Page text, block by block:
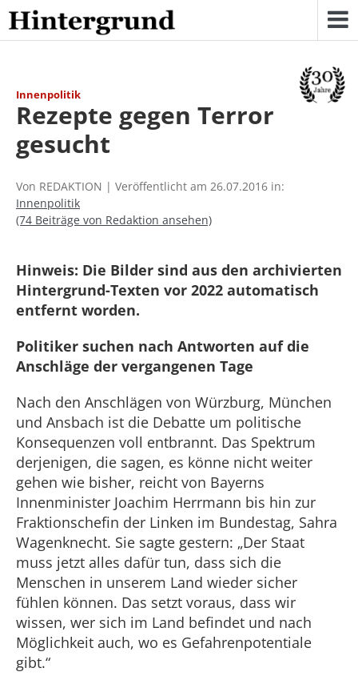
Skip
to
content
Innenpolitik
Rezepte gegen Terror
gesucht
Von REDAKTION | Veröffentlicht am 26.07.2016 in:
Innenpolitik
(74 Beiträge von Redaktion ansehen)
Hinweis: Die Bilder sind aus den archivierten
Hintergrund-Texten vor 2022 automatisch
entfernt worden.
Politiker suchen nach Antworten auf die
Anschläge der vergangenen Tage
Nach den Anschlägen von Würzburg, München
und Ansbach ist die Debatte um politische
Konsequenzen voll entbrannt. Das Spektrum
derjenigen, die sagen, es könne nicht weiter
gehen wie bisher, reicht von Bayerns
Innenminister Joachim Herrmann bis hin zur
Fraktionschefin der Linken im Bundestag, Sahra
Wagenknecht. Sie sagte gestern: „Der Staat
muss jetzt alles dafür tun, dass sich die
Menschen in unserem Land wieder sicher
fühlen können. Das setzt voraus, dass wir
wissen, wer sich im Land befindet und nach
Möglichkeit auch, wo es Gefahrenpotentiale
gibt.“